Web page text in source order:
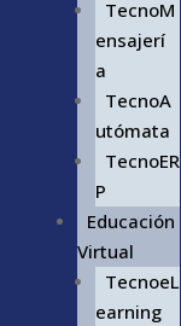
TecnoM
ensajerí
a
TecnoA
utómata
TecnoER
P
Educación
Virtual
TecnoeL
earning